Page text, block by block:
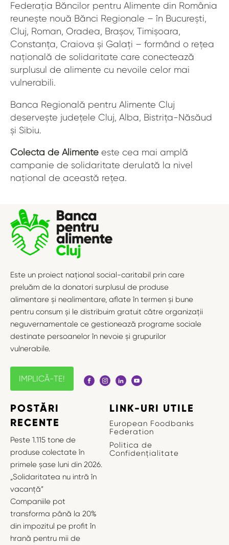
Federația Băncilor pentru Alimente din România
reunește nouă Bănci Regionale – în București,
Cluj, Roman, Oradea, Brașov, Timișoara,
Constanța, Craiova și Galați – formând o rețea
națională de solidaritate care conectează
surplusul de alimente cu nevoile celor mai
vulnerabili.
Banca Regională pentru Alimente Cluj
deservește județele Cluj, Alba, Bistrița-Năsăud
și Sibiu.
Colecta de Alimente este cea mai amplă
campanie de solidaritate derulată la nivel
național de această rețea.
Este un proiect național social-caritabil prin care
preluăm de la donatori surplusul de produse
alimentare și nealimentare, aflate în termen și bune
pentru consum și le distribuim gratuit către organizații
neguvernamentale ce gestionează programe sociale
destinate persoanelor în nevoie și grupurilor
vulnerabile.
IMPLICĂ-TE!
POSTĂRI
RECENTE
Peste 1.115 tone de
produse colectate în
primele șase luni din 2026.
„Solidaritatea nu intră în
vacanță”
Companiile pot
transforma până la 20%
din impozitul pe profit în
hrană pentru mii de
LINK-URI UTILE
European Foodbanks
Federation
Politica de
Confidențialitate